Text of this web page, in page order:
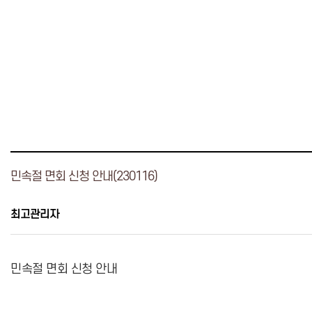
민속절 면회 신청 안내(230116)
최고관리자
민속절 면회 신청 안내